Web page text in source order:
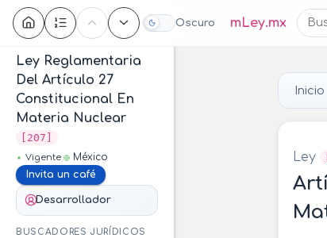
Oscuro mLey.mx
Contenido
Ley Reglamentaria
Del Artículo 27
Constitucional En
Materia Nuclear
[207]
Vigente
México
Invita un café
Desarrollador
BUSCADORES JURÍDICOS
Inicio
Ley